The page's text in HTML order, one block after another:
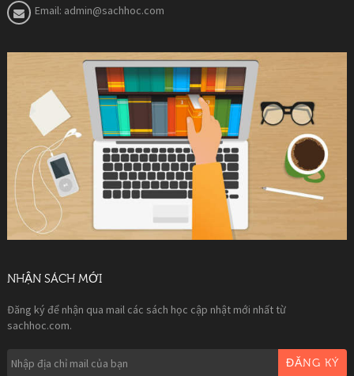
Email: admin@sachhoc.com
NHẬN SÁCH MỚI
Đăng ký để nhận qua mail các sách học cập nhật mới nhất từ
sachhoc.com.
ĐĂNG KÝ